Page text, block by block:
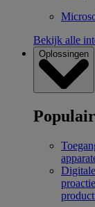
Bekijk alle
Oplossingen